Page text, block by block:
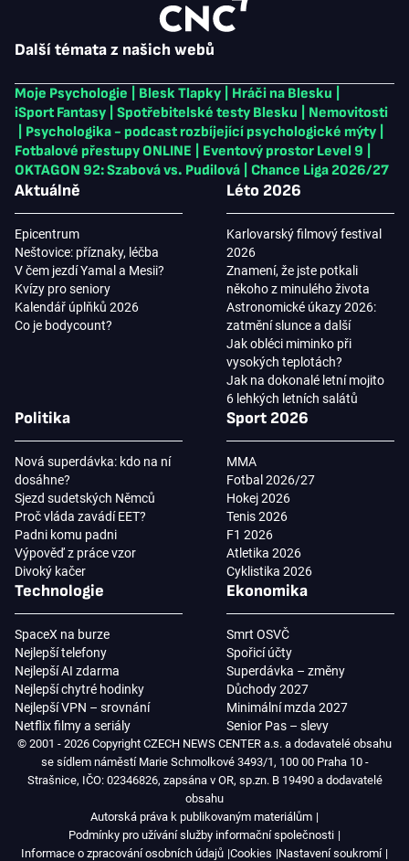
Další témata z našich webů
Moje Psychologie Blesk Tlapky Hráči na Blesku
iSport Fantasy
Spotřebitelské testy Blesku
Nemovitosti
Psychologika - podcast rozbíjející psychologické mýty
Fotbalové přestupy ONLINE
Eventový prostor Level 9
OKTAGON 92: Szabová vs. Pudilová
Chance Liga 2026/27
Aktuálně
Epicentrum
Neštovice: příznaky, léčba
V čem jezdí Yamal a Mesii?
Kvízy pro seniory
Kalendář úplňků 2026
Co je bodycount?
Léto 2026
Karlovarský filmový festival
2026
Znamení, že jste potkali
někoho z minulého života
Astronomické úkazy 2026:
zatmění slunce a další
Jak obléci miminko při
vysokých teplotách?
Jak na dokonalé letní mojito
6 lehkých letních salátů
Politika
Nová superdávka: kdo na ní
dosáhne?
Sjezd sudetských Němců
Proč vláda zavádí EET?
Padni komu padni
Výpověď z práce vzor
Divoký kačer
Sport 2026
MMA
Fotbal 2026/27
Hokej 2026
Tenis 2026
F1 2026
Atletika 2026
Cyklistika 2026
Technologie
SpaceX na burze
Nejlepší telefony
Nejlepší AI zdarma
Nejlepší chytré hodinky
Nejlepší VPN – srovnání
Netflix filmy a seriály
Ekonomika
Smrt OSVČ
Spořicí účty
Superdávka – změny
Důchody 2027
Minimální mzda 2027
Senior Pas – slevy
© 2001 - 2026 Copyright CZECH NEWS CENTER a.s. a dodavatelé obsahu
se sídlem náměstí Marie Schmolkové 3493/1, 100 00 Praha 10 -
Strašnice, IČO: 02346826, zapsána v OR, sp.zn. B 19490 a dodavatelé
obsahu
Autorská práva k publikovaným materiálům
Podmínky pro užívání služby informační společnosti
Informace o zpracování osobních údajů Cookies Nastavení soukromí